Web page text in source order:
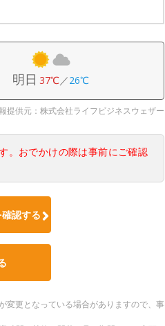
明日 37℃／26℃
提供元：株式会社ライフビジネスウェザー
。おでかけの際は事前にご確認
認する
変更となっている場合がありますので、事